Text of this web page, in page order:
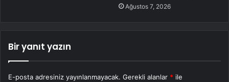
Ağustos 7, 2026
Bir yanıt yazın
E-posta adresiniz yayınlanmayacak. Gerekli alanlar * ile